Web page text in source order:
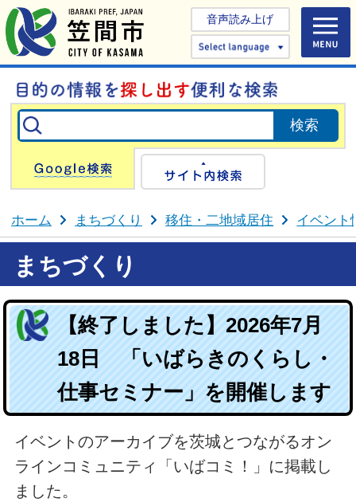
音声読み上げ
Select
Google検索
ホーム まちづくり 移住・二地域居住 イベント
まちづくり
【終了しました】2026年7月
18日 「いばらきのくらし・
仕事セミナー」を開催します
イベントのアーカイブを茨城とつながるオン
ラインコミュニティ「いばコミ！」に掲載し
ました。